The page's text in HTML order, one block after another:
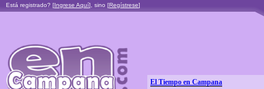
Está registrado? [Ingrese Aquí], sino [Regístrese]
El Tiempo en Campana